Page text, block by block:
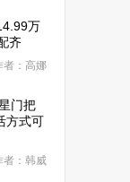
万
齐
者：高娜
门把
方式可
者：韩威